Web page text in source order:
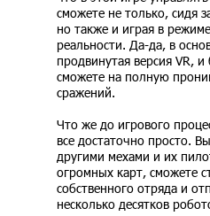
сможете не только, сидя
но также и играя в
реальности. Да-да, в
продвинутая версия VR,
сможете на полную
сражений.
Что же до игрового
все достаточно просто.
другими мехами и их
огромных карт, сможете
собственного отряда и
несколько десятков